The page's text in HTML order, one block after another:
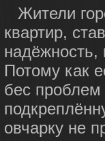
Жители
квартир,
надёжность,
Потому как
бес проблем
овчарку не